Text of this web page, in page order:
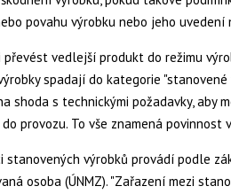
povahu výrobku nebo jeho uvedení
vedlejší produkt do režimu
spadají do kategorie
shoda s technickými požadavky, aby
provozu. To vše znamená povinnost
stanovených výrobků provádí podle
osoba (ÚNMZ). "Zařazení mezi